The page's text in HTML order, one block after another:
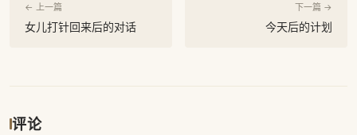
← 上一篇
女儿打针回来后的对话
下一篇 →
今天后的计划
评论